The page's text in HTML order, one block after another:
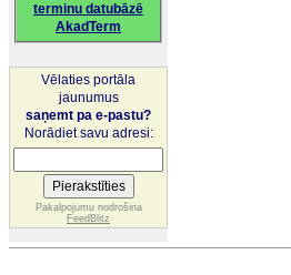
terminu datubāzē
AkadTerm
Vēlaties portāla
jaunumus
saņemt pa e-pastu?
Norādiet savu adresi:
Pakalpojumu nodrošina
FeedBlitz